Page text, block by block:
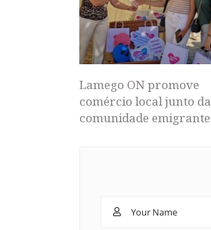
Lamego ON promove
comércio local junto da
comunidade emigrante